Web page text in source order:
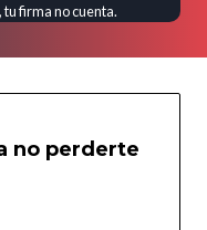
tu firma no cuenta.
no perderte